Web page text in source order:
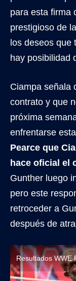
para esta firma
prestigioso de
los deseos que
hay posibilidad
Ciampa señala
contrato y que
próxima
enfrentarse
Pearce que
hace oficial el
Gunther luego
pero este
retroceder a
después de
Resultados WWE